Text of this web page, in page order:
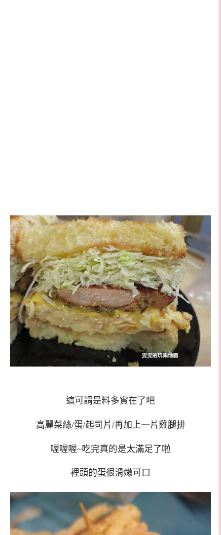
這可謂是料多實在了吧
高麗菜絲/蛋/起司片/再加上一片雞腿排
喔喔喔~吃完真的是太滿足了啦
裡頭的蛋很滑嫩可口